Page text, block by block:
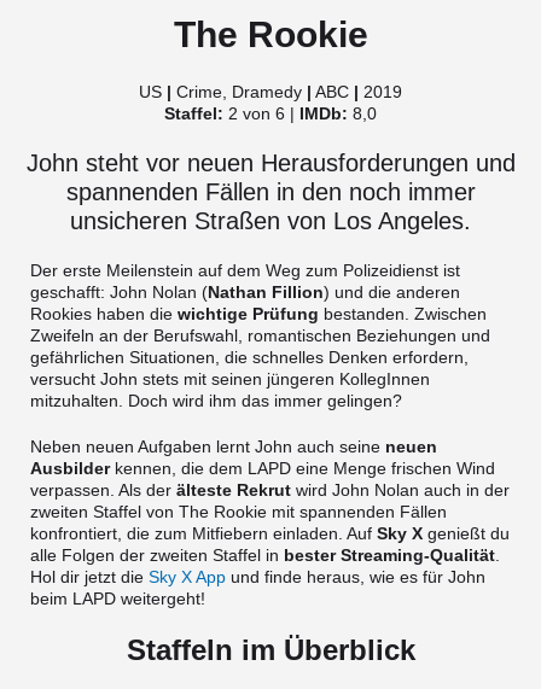
The Rookie
US | Crime, Dramedy | ABC | 2019
Staffel: 2 von 6 | IMDb: 8,0
John steht vor neuen Herausforderungen und
spannenden Fällen in den noch immer
unsicheren Straßen von Los Angeles.
Der erste Meilenstein auf dem Weg zum Polizeidienst ist
geschafft: John Nolan (Nathan Fillion) und die anderen
Rookies haben die wichtige Prüfung bestanden. Zwischen
Zweifeln an der Berufswahl, romantischen Beziehungen und
gefährlichen Situationen, die schnelles Denken erfordern,
versucht John stets mit seinen jüngeren KollegInnen
mitzuhalten. Doch wird ihm das immer gelingen?
Neben neuen Aufgaben lernt John auch seine neuen
Ausbilderkennen, die dem LAPD eine Menge frischen Wind
verpassen. Als der älteste Rekrut wird John Nolan auch in der
zweiten Staffel von The Rookie mit spannenden Fällen
konfrontiert, die zum Mitfiebern einladen. Auf Sky X genießt du
alle Folgen der zweiten Staffel in bester Streaming-Qualität
Hol dir jetzt die Sky X App und finde heraus, wie es für John
beim LAPD weitergeht!
Staffeln im Überblick